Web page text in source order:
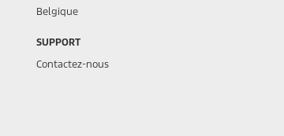
Belgique
SUPPORT
Contactez-nous